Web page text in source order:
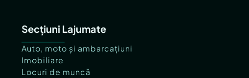
Secțiuni Lajumate
Auto, moto și ambarcațiuni
Imobiliare
Locuri de muncă